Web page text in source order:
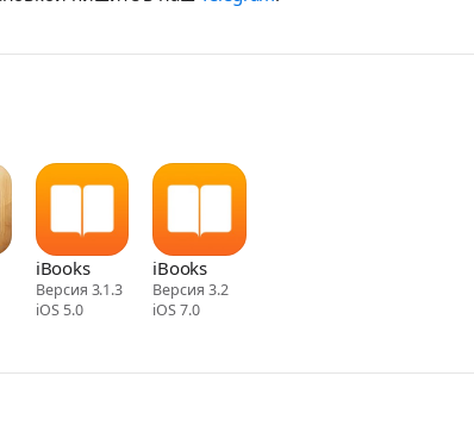
iBooks
Версия 3.1.3
iOS 5.0
iBooks
Версия 3.2
iOS 7.0